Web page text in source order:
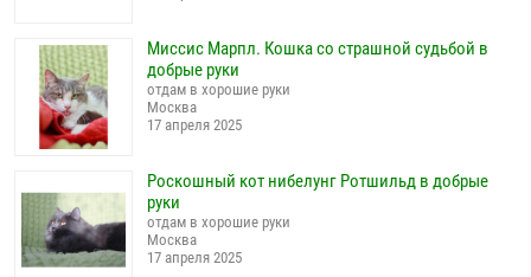
Миссис Марпл. Кошка со страшной судьбой в
добрые руки
отдам в хорошие руки
Москва
17 апреля 2025
Роскошный кот нибелунг Ротшильд в добрые
руки
отдам в хорошие руки
Москва
17 апреля 2025